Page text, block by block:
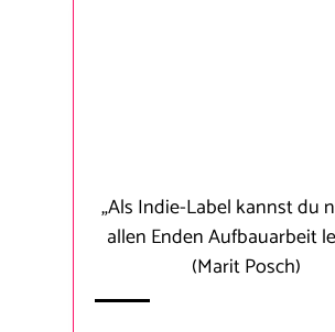
„Als Indie-Label kannst du
allen Enden Aufbauarbeit
(Marit Posch)